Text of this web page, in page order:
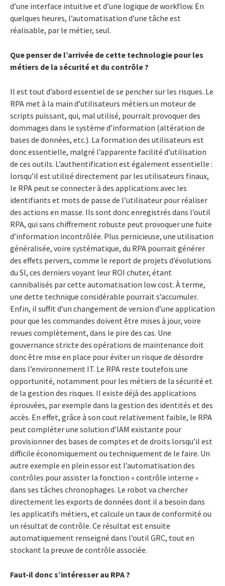
d’une interface intuitive et d’une logique de workflow. En
quelques heures, l’automatisation d’une tâche est
réalisable, par le métier, seul.
Que penser de l’arrivée de cette technologie pour les
métiers de la sécurité et du contrôle ?
Il est tout d’abord essentiel de se pencher sur les risques. Le
RPA met à la main d’utilisateurs métiers un moteur de
scripts puissant, qui, mal utilisé, pourrait provoquer des
dommages dans le système d’information (altération de
bases de données, etc.). La formation des utilisateurs est
donc essentielle, malgré l’apparente facilité d’utilisation
de ces outils. L’authentification est également essentielle :
lorsqu’il est utilisé directement par les utilisateurs finaux,
le RPA peut se connecter à des applications avec les
identifiants et mots de passe de l’utilisateur pour réaliser
des actions en masse. Ils sont donc enregistrés dans l’outil
RPA, qui sans chiffrement robuste peut provoquer une fuite
d’information incontrôlée. Plus pernicieuse, une utilisation
généralisée, voire systématique, du RPA pourrait générer
des effets pervers, comme le report de projets d’évolutions
du SI, ces derniers voyant leur ROI chuter, étant
cannibalisés par cette automatisation low cost. À terme,
une dette technique considérable pourrait s’accumuler.
Enfin, il suffit d’un changement de version d’une application
pour que les commandes doivent être mises à jour, voire
revues complètement, dans le pire des cas. Une
gouvernance stricte des opérations de maintenance doit
donc être mise en place pour éviter un risque de désordre
dans l’environnement IT. Le RPA reste toutefois une
opportunité, notamment pour les métiers de la sécurité et
de la gestion des risques. Il existe déjà des applications
éprouvées, par exemple dans la gestion des identités et des
accès. En effet, grâce à son cout relativement faible, le RPA
peut compléter une solution d’IAM existante pour
provisionner des bases de comptes et de droits lorsqu’il est
difficile économiquement ou techniquement de le faire. Un
autre exemple en plein essor est l’automatisation des
contrôles pour assister la fonction « contrôle interne »
dans ses tâches chronophages. Le robot va chercher
directement les exports de données dont il a besoin dans
les applicatifs métiers, et calcule un taux de conformité ou
un résultat de contrôle. Ce résultat est ensuite
automatiquement renseigné dans l’outil GRC, tout en
stockant la preuve de contrôle associée.
Faut-il donc s’intéresser au RPA ?